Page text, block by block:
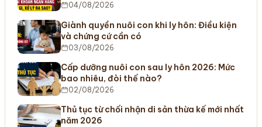
04/08/2026
Giành quyền nuôi con khi ly hôn: Điều kiện
và chứng cứ cần có
03/08/2026
Cấp dưỡng nuôi con sau ly hôn 2026: Mức
bao nhiêu, đòi thế nào?
02/08/2026
Thủ tục từ chối nhận di sản thừa kế mới nhất
năm 2026